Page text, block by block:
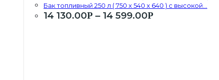
Бак топливный 250 л ( 750 х 540 х 640 ) с высокой...
14 130.00Р – 14 599.00Р